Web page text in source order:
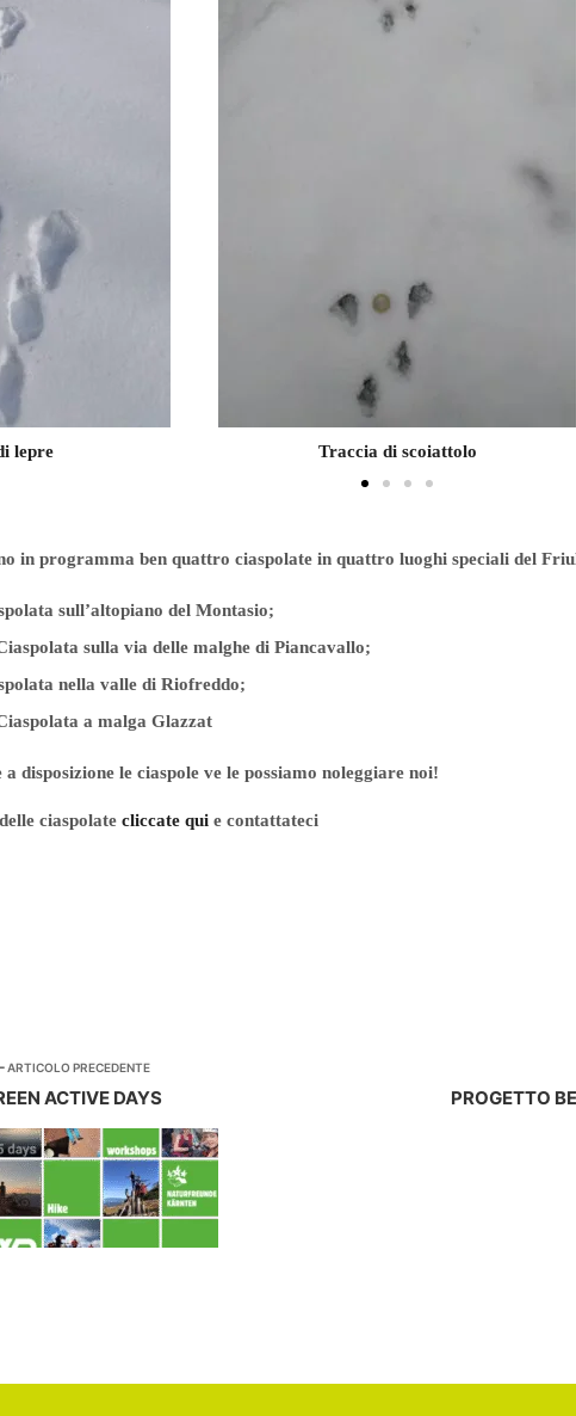
Traccia di ungulato
in programma ben quattro ciaspolate in quattro luoghi speciali del
sull’altopiano del Montasio;
sulla via delle malghe di Piancavallo;
nella valle di Riofreddo;
a malga Glazzat
a disposizione le ciaspole ve le possiamo noleggiare noi!
ciaspolate cliccate qui e contattateci
ARTICOLO PRECEDENTE
ACTIVE DAYS PROGETTO